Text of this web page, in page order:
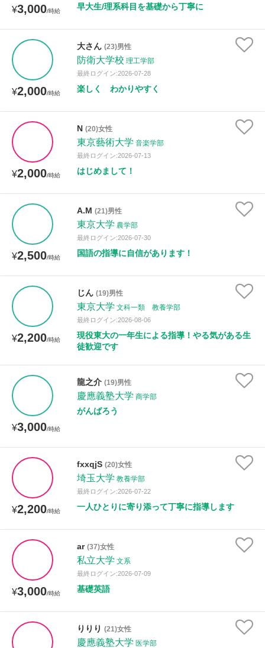
¥3,000/時給 早大生/理系科目を基礎から丁寧に
¥2,000/時給
大さん (23)男性
防衛大学校 理工学部
最終ログイン:2026-07-28
楽しく わかりやすく
¥2,000/時給
N (20)女性
東京藝術大学 音楽学部
最終ログイン:2026-07-13
はじめまして！
¥2,500/時給
A.M (21)男性
東京大学 農学部
最終ログイン:2026-07-30
国語の指導に自信があります！
¥2,200/時給
じん (19)男性
東京大学 文科一類 教養学部
最終ログイン:2026-08-06
現役東大の一年生による指導！やる気がある生
徒歓迎です
¥3,000/時給
龍之介 (19)男性
慶應義塾大学 商学部
がんばろう
¥2,200/時給
fxxqjS (20)女性
埼玉大学 教養学部
最終ログイン:2026-07-22
一人ひとりに寄り添って丁寧に指導します
¥3,000/時給
ar (37)女性
私立大学 文系
最終ログイン:2026-07-09
基礎英語
りりり (21)女性
慶應義塾大学 医学部